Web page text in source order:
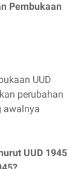
Pembukaan
UUD
perubahan
awalnya
UUD 1945